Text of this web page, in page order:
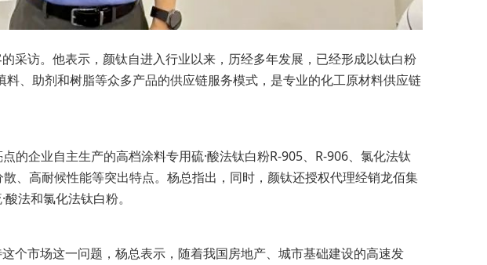
采访。他表示，颜钛自进入行业以来，历经多年发展，已经形成以钛白粉
、助剂和树脂等众多产品的供应链服务模式，是专业的化工原材料供应链
的企业自主生产的高档涂料专用硫·酸法钛白粉R-905、R-906、氯化法钛
、高耐候性能等突出特点。杨总指出，同时，颜钛还授权代理经销龙佰集
法和氯化法钛白粉。
个市场这一问题，杨总表示，随着我国房地产、城市基础建设的高速发